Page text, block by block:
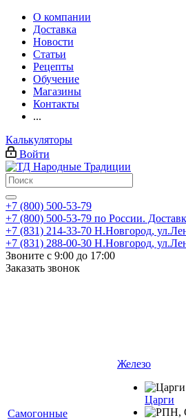
О компании
Доставка
Новости
Статьи
Рецепты
Обучение
Магазины
Контакты
...
Калькуляторы
Войти
+7 (800) 500-53-79
+7 (800) 500-53-79 по России.
+7 (831) 214-33-70 Н.Новгород,
+7 (831) 288-00-30 Н.Новгород,
Звоните с 9:00 до 17:00
Заказать звонок
Самогонные
Железо
Царги